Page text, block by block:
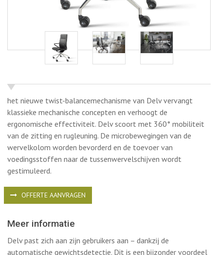
het nieuwe twist-balancemechanisme van Delv vervangt
klassieke mechanische concepten en verhoogt de
ergonomische effectiviteit. Delv scoort met 360° mobiliteit
wervelkolom worden bevorderd en de toevoer van
voedingsstoffen naar de tussenwervelschijven wordt
gestimuleerd.
OFFERTE AANVRAGEN
Meer informatie
automatische gewichtsdetectie. Dit is een bijzonder voordeel
wanneer meerdere mensen deze slimme vergaderstoel
combinatie van hoogwaardige materialen, ergonomische
innovatie en eigentijds design maakt Delv de ideale keuze in
representatieve kantoren.